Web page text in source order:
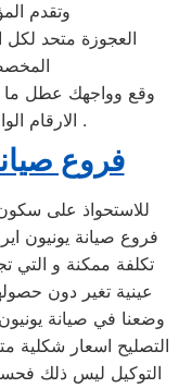
وتقدم
العجوزة متحد لكل
الارقام الواردة بالموقع المخصص بالصيانة .
فروع
للاستحواذ على
فروع صيانة يونيون
تكلفة ممكنة و التي
عينية تغير دون
وضعنا في صيانة
التصليح اسعار شكلية
التوكيل ليس ذلك